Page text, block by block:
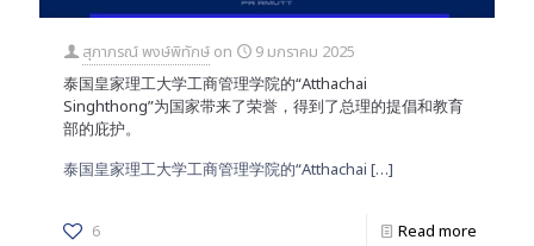
สุภาภรณ์ พงษ์พิทักษ์ on
9 มกราคม 2025
泰国皇家理工大学工商管理学院的“Atthachai
Singhthong”为国家带来了荣誉，得到了总理的提倡和教育
部的庇护。
泰国皇家理工大学工商管理学院的“Atthachai […]
6 Read more